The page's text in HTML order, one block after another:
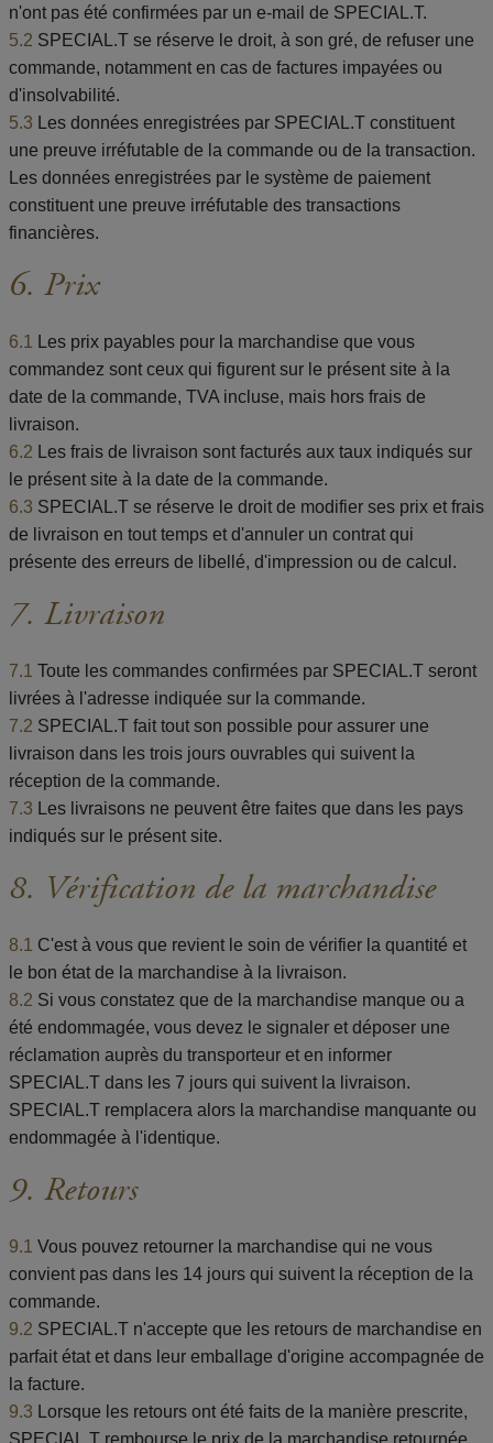
n'ont pas été confirmées par un e-mail de SPECIAL.T.
5.2 SPECIAL.T se réserve le droit, à son gré, de refuser une
commande, notamment en cas de factures impayées ou
d'insolvabilité.
5.3 Les données enregistrées par SPECIAL.T constituent
une preuve irréfutable de la commande ou de la transaction.
Les données enregistrées par le système de paiement
constituent une preuve irréfutable des transactions
financières.
6. Prix
6.1
Les prix payables pour la marchandise que vous
commandez sont ceux qui figurent sur le présent site à la
date de la commande, TVA incluse, mais hors frais de
livraison.
6.2 Les frais de livraison sont facturés aux taux indiqués sur
le présent site à la date de la commande.
6.3 SPECIAL.T se réserve le droit de modifier ses prix et frais
de livraison en tout temps et d'annuler un contrat qui
présente des erreurs de libellé, d'impression ou de calcul.
7. Livraison
7.1 Toute les commandes confirmées par SPECIAL.T seront
livrées à l'adresse indiquée sur la commande.
7.2 SPECIAL.T fait tout son possible pour assurer une
livraison dans les trois jours ouvrables qui suivent la
réception de la commande.
7.3 Les livraisons ne peuvent être faites que dans les pays
indiqués sur le présent site.
8. Vérification de la marchandise
8.1 C'est à vous que revient le soin de vérifier la quantité et
le bon état de la marchandise à la livraison.
8.2 Si vous constatez que de la marchandise manque ou a
été endommagée, vous devez le signaler et déposer une
réclamation auprès du transporteur et en informer
SPECIAL.T dans les 7 jours qui suivent la livraison.
SPECIAL.T remplacera alors la marchandise manquante ou
endommagée à l'identique.
9. Retours
9.1 Vous pouvez retourner la marchandise qui ne vous
convient pas dans les 14 jours qui suivent la réception de la
commande.
9.2 SPECIAL.T n'accepte que les retours de marchandise en
parfait état et dans leur emballage d'origine accompagnée de
la facture.
9.3 Lorsque les retours ont été faits de la manière prescrite,
SPECIAL.T rembourse le prix de la marchandise retournée